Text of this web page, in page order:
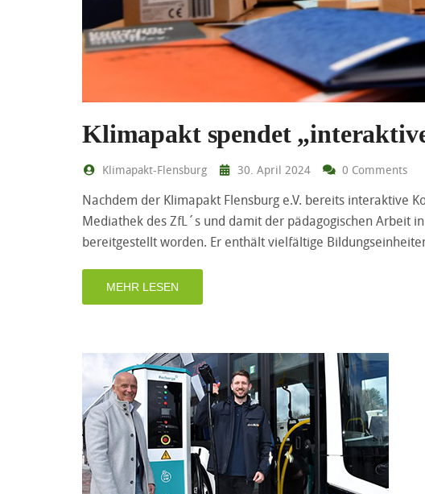
Klimapakt spendet
Klimapakt-Flensburg 30. April 2024 0 Comments
Nachdem der Klimapakt Flensburg e.V. bereits interaktive
Mediathek des ZfL´s und damit der pädagogischen Arbeit
bereitgestellt worden. Er enthält vielfältige
MEHR LESEN